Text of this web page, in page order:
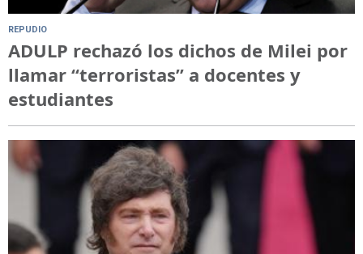
REPUDIO
ADULP rechazó los dichos de Milei por
llamar “terroristas” a docentes y
estudiantes